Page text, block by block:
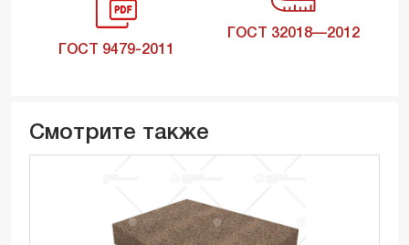
ГОСТ 9479-2011
ГОСТ 32018—2012
Смотрите также